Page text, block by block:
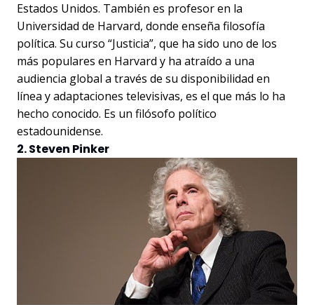
Estados Unidos. También es profesor en la
Universidad de Harvard, donde enseña filosofía
política. Su curso “Justicia”, que ha sido uno de los
más populares en Harvard y ha atraído a una
audiencia global a través de su disponibilidad en
línea y adaptaciones televisivas, es el que más lo ha
hecho conocido. Es un filósofo político
estadounidense.
2. Steven Pinker